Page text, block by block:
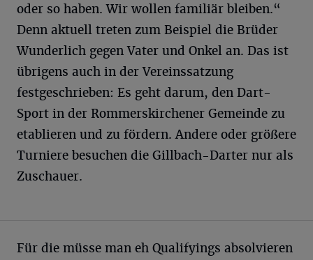
oder so haben. Wir wollen familiär bleiben.“
Denn aktuell treten zum Beispiel die Brüder
Wunderlich gegen Vater und Onkel an. Das ist
übrigens auch in der Vereinssatzung
festgeschrieben: Es geht darum, den Dart-
Sport in der Rommerskirchener Gemeinde zu
etablieren und zu fördern. Andere oder größere
Turniere besuchen die Gillbach-Darter nur als
Zuschauer.
Für die müsse man eh Qualifyings absolvieren